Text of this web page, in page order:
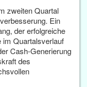
zweiten Quartal
Ein
der erfolgreiche
im Quartalsverlauf
Cash-Generierung
des